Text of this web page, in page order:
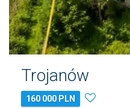
Trojanów
160 000 PLN